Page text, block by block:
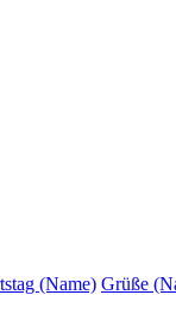
(Name) Grüße